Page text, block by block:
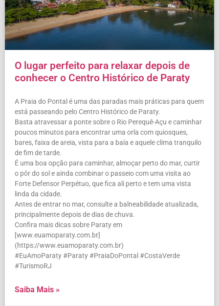
O lugar perfeito para relaxar depois de
conhecer o Centro Histórico de Paraty
A Praia do Pontal é uma das paradas mais práticas para quem
está passeando pelo Centro Histórico de Paraty.
Basta atravessar a ponte sobre o Rio Perequê-Açu e caminhar
poucos minutos para encontrar uma orla com quiosques,
bares, faixa de areia, vista para a baía e aquele clima tranquilo
de fim de tarde.
É uma boa opção para caminhar, almoçar perto do mar, curtir
o pôr do sol e ainda combinar o passeio com uma visita ao
Forte Defensor Perpétuo, que fica ali perto e tem uma vista
linda da cidade.
Antes de entrar no mar, consulte a balneabilidade atualizada,
principalmente depois de dias de chuva.
Confira mais dicas sobre Paraty em
[www.euamoparaty.com.br]
(https://www.euamoparaty.com.br)
#EuAmoParaty #Paraty #PraiaDoPontal #CostaVerde
#TurismoRJ
Saiba Mais »